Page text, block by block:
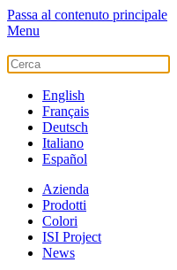
Passa al contenuto principale
Menu
English
Français
Deutsch
Italiano
Español
Azienda
Prodotti
Colori
ISI Project
News